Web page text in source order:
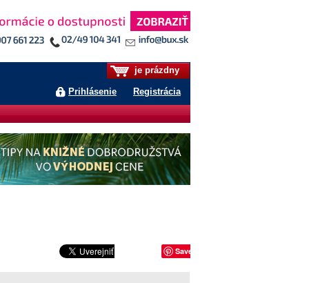
je prázdny
Prihlásenie Registrácia
Save